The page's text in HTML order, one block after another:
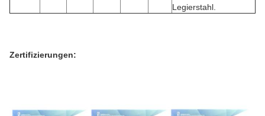
Legierstahl.
Zertifizierungen: